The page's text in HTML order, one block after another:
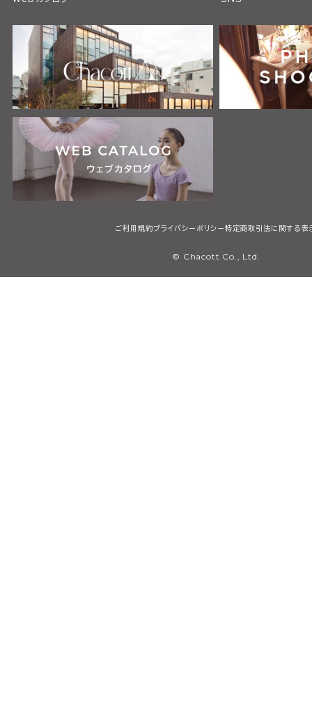
ご利用規約プライバシーポリシー特定商取引法に関する表
© Chacott Co., Ltd.